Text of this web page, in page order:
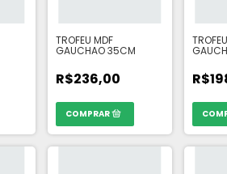
TROFEU MDF
GAUCHAO 35CM
R$236,00